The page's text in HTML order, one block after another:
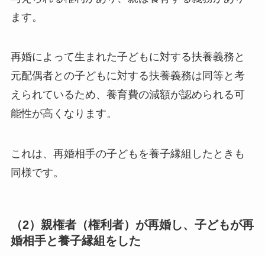
ます。
再婚によって生まれた子どもに対する扶養義務と
元配偶者との子どもに対する扶養義務は同等と考
えられているため、養育費の減額が認められる可
能性が高くなります。
これは、再婚相手の子どもを養子縁組したときも
同様です。
（2）親権者（権利者）が再婚し、子どもが再
婚相手と養子縁組をした